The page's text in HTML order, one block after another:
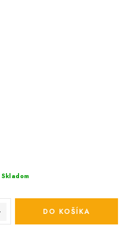
Skladom
DO KOŠÍKA